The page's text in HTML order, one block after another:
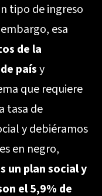
tipo de ingreso
esa
de la
paísy
que requiere
tasa de
y debiéramos
en negro,
un plan social y
el 5,9% de